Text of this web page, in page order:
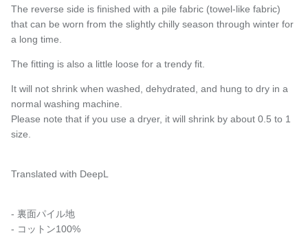
The reverse side is finished with a pile fabric (towel-like fabric)
that can be worn from the slightly chilly season through winter for
a long time.
The fitting is also a little loose for a trendy fit.
It will not shrink when washed, dehydrated, and hung to dry in a
normal washing machine.
Please note that if you use a dryer, it will shrink by about 0.5 to 1
size.
Translated with DeepL
- 裏面パイル地
- コットン100%